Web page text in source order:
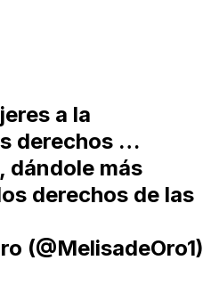
a la
derechos …
dándole más
derechos de las
(@MelisadeOro1)